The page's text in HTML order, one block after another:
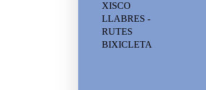
XISCO
LLABRES -
RUTES
BIXICLETA